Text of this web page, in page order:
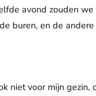
avond zouden
buren, en de
niet voor mijn